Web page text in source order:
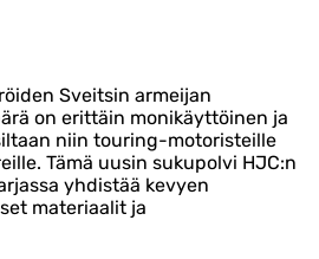
Sveitsin armeijan
on erittäin monikäyttöinen ja
niin touring-motoristeille
Tämä uusin sukupolvi HJC:n
yhdistää kevyen
materiaalit ja